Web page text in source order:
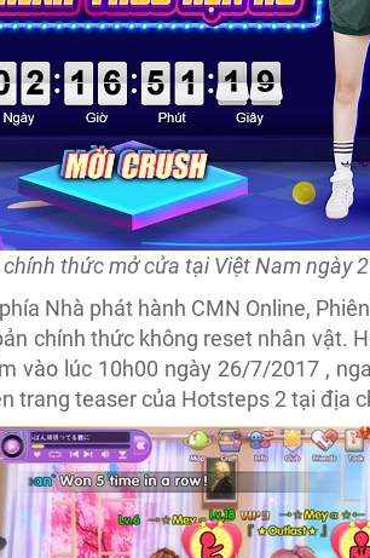
thức mở cửa tại Việt Nam ngày
Nhà phát hành CMN Online,
chính thức không reset nhân vật.
vào lúc 10h00 ngày 26/7/2017 ,
trang teaser của Hotsteps 2 tại địa